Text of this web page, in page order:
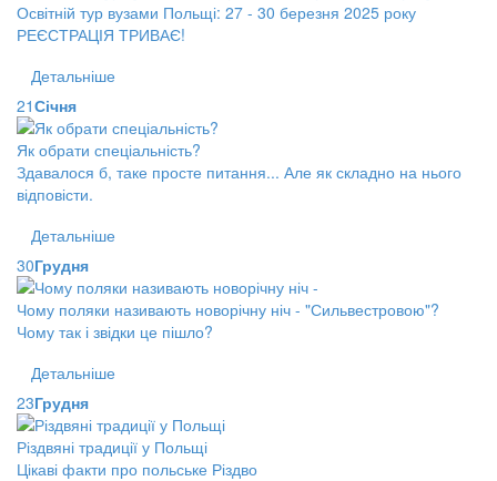
Освітній тур вузами Польщі: 27 - 30 березня 2025 року
РЕЄСТРАЦІЯ ТРИВАЄ!
Детальніше
21Січня
Як обрати спеціальність?
Здавалося б, таке просте питання... Але як складно на нього
відповісти.
Детальніше
30Грудня
Чому поляки називають новорічну ніч - "Сильвестровою"?
Чому так і звідки це пішло?
Детальніше
23Грудня
Різдвяні традиції у Польщі
Цікаві факти про польське Різдво